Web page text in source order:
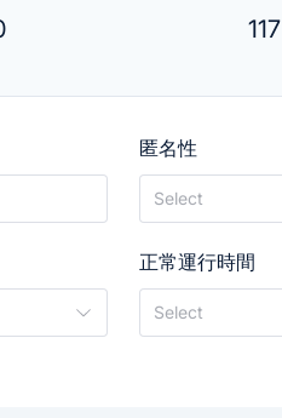
117
匿名性
Select
正常運行時間
Select